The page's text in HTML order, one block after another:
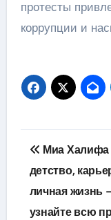
протесты
коррупции и
по
записям
Миа
детство,
личная жизнь
узнайте всю